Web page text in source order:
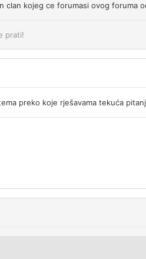
clan kojeg ce forumasi ovog foruma
prati!
preko koje rješavama tekuća